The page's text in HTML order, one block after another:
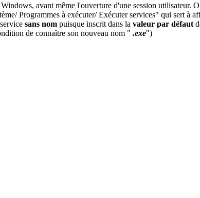
avant même l'ouverture d'une session utilisateur.
Programmes à exécuter/ Exécuter services" qui sert à
sans nom puisque inscrit dans la valeur par défaut
de connaître son nouveau nom " .exe")